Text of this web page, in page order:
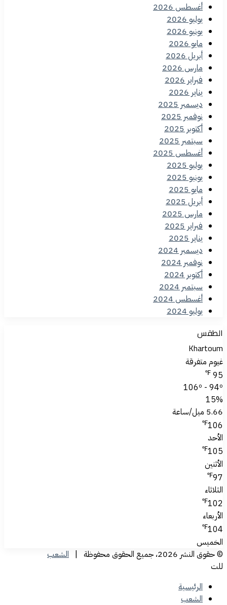
أغسطس 2026
يوليو 2026
يونيو 2026
مايو 2026
أبريل 2026
مارس 2026
فبراير 2026
يناير 2026
ديسمبر 2025
نوفمبر 2025
أكتوبر 2025
سبتمبر 2025
أغسطس 2025
يوليو 2025
يونيو 2025
مايو 2025
أبريل 2025
مارس 2025
فبراير 2025
يناير 2025
ديسمبر 2024
نوفمبر 2024
أكتوبر 2024
سبتمبر 2024
أغسطس 2024
يوليو 2024
الطقس
Khartoum
غيوم متفرقة
95
℉
106º - 94º
15%
5.66 ميل/ساعة
106
℉
الأحد
105
℉
الأثنين
97
℉
الثلاثاء
102
℉
الأربعاء
104
℉
الخميس
© حقوق النشر 2026، جميع الحقوق محفوظة |
الشعب
للت
الرئيسية
الشعب